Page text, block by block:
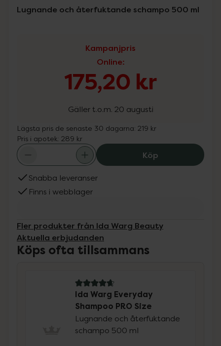
Lugnande och återfuktande schampo 500 ml
Kampanjpris
Online:
175,20 kr
Gäller t.o.m. 20 augusti
Lägsta pris de senaste 30 dagarna: 219 kr
Pris i apotek: 289 kr
KöpIda Warg
Snabba leveranser
Finns i webblager
Fler produkter från Ida Warg Beauty
Aktuella erbjudanden
Köps ofta tillsammans
4.8 av 5 i omdöme
Ida Warg Everyday
Shampoo PRO Size
Lugnande och återfuktande
schampo 500 ml